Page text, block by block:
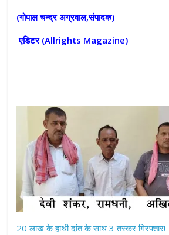
(गोपाल चन्द्र अग्रवाल,संपादक)
एडिटर (Allrights Magazine)
20 लाख के हाथी दांत के साथ 3 तस्कर गिरफ्तार!